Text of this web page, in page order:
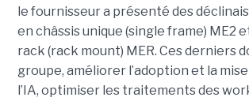
le fournisseur a présenté des
en châssis unique (single frame) ME2
rack (rack mount) MER. Ces derniers
groupe, améliorer l’adoption et la mise
l’IA, optimiser les traitements des